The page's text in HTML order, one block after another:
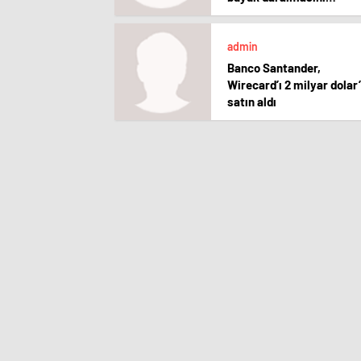
yaşayacak
admin
Banco Santander,
Wirecard’ı 2 milyar
satın aldı